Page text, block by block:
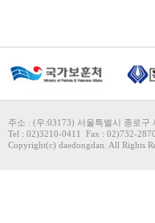
주소 : (우:03173) 서울특별시 종로구
Tel : 02)3210-0411 Fax : 02)732-
Copyright(c) daedongdan. All Rights